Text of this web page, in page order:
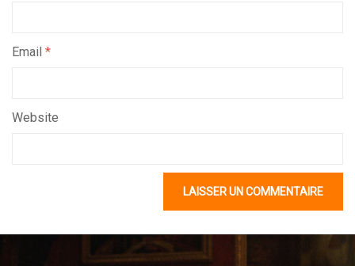
Email *
Website